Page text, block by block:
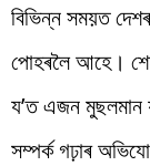
বিভিন্ন সময়ত
পোহৰলৈ আহে।
য’ত এজন মুছলমান
সম্পৰ্ক গঢ়াৰ